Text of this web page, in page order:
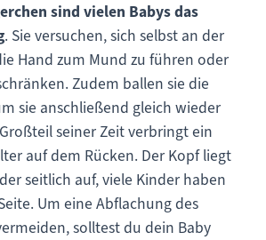
sind vielen Babys das
. Sie versuchen, sich selbst an der
Hand zum Mund zu führen oder
Zudem ballen sie die
sie anschließend gleich wieder
seiner Zeit verbringt ein
auf dem Rücken. Der Kopf liegt
seitlich auf, viele Kinder haben
Um eine Abflachung des
solltest du dein Baby